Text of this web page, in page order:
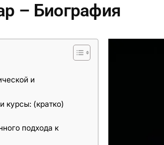
– Биография
и
курсы: (кратко)
подхода к